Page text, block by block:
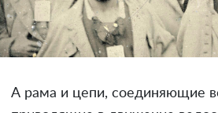
А рама и цепи, соединяющие